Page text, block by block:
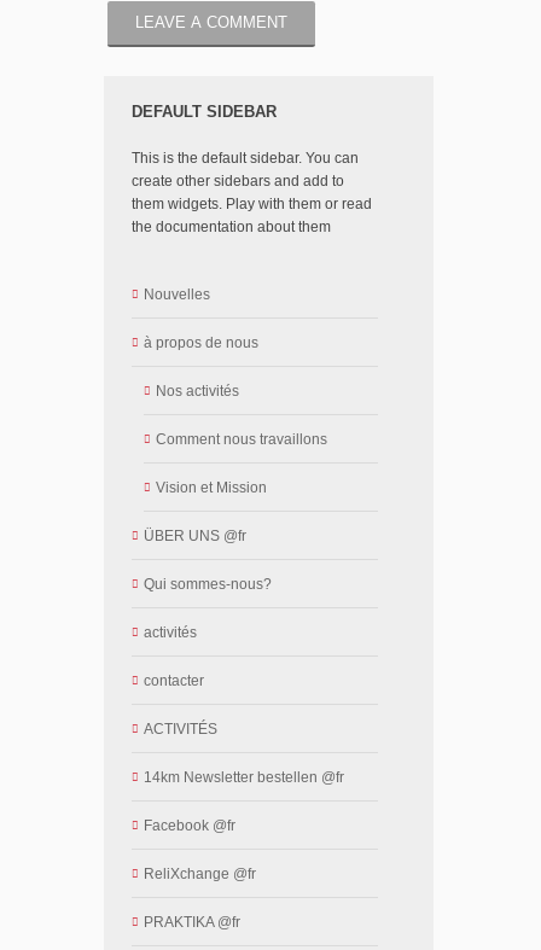
DEFAULT SIDEBAR
This is the default sidebar. You can
create other sidebars and add to
them widgets. Play with them or read
the documentation about them
Nouvelles
à propos de nous
Nos activités
Comment nous travaillons
Vision et Mission
ÜBER UNS @fr
Qui sommes-nous?
activités
contacter
ACTIVITÉS
14km Newsletter bestellen @fr
Facebook @fr
ReliXchange @fr
PRAKTIKA @fr